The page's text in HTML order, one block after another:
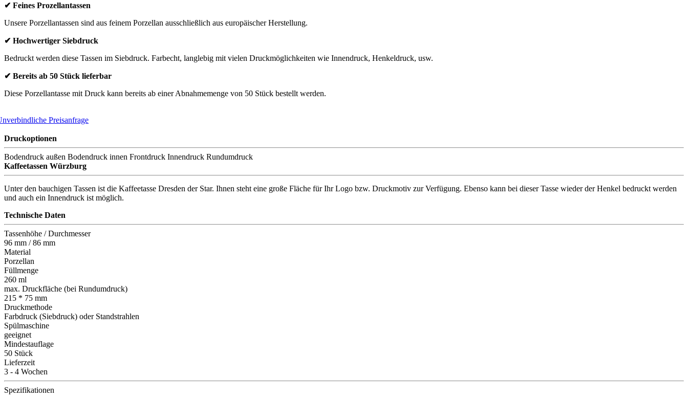
✔ Feines Prozellantassen
Unsere Porzellantassen sind aus feinem Porzellan ausschließlich aus europäischer Herstellung.
✔ Hochwertiger Siebdruck
Bedruckt werden diese Tassen im Siebdruck. Farbecht, langlebig mit vielen Druckmöglichkeiten wie Innendruck, Henkeldruck, usw.
✔ Bereits ab 50 Stück lieferbar
Diese Porzellantasse mit Druck kann bereits ab einer Abnahmemenge von 50 Stück bestellt werden.
Preisanfrage
Druckoptionen
Bodendruck außen Bodendruck innen Frontdruck Innendruck Rundumdruck
Kaffeetassen Würzburg
Unter den bauchigen Tassen ist die Kaffeetasse Dresden der Star. Ihnen steht eine große Fläche für Ihr Logo bzw. Druckmotiv zur Verfügung. Ebenso kann bei dieser Tasse wieder der Henkel bedruckt werden
und auch ein Innendruck ist möglich.
Technische Daten
Tassenhöhe / Durchmesser
96 mm / 86 mm
Material
Porzellan
Füllmenge
260 ml
max. Druckfläche (bei Rundumdruck)
215 * 75 mm
Druckmethode
Farbdruck (Siebdruck) oder Standstrahlen
Spülmaschine
geeignet
Mindestauflage
50 Stück
Lieferzeit
3 - 4 Wochen
Spezifikationen